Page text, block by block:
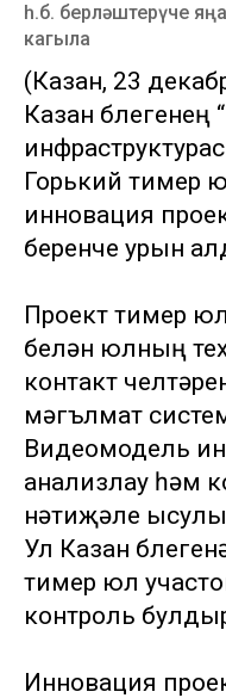
һ.б. берләштерүче
кагыла
(Казан, 23
Казан бүлегенең
Горький тимер
инновация
беренче урын
Проект тимер
белән юлның
контакт
мәгълүмат
Видеомодель
анализлау һәм
нәтиҗәле
Ул Казан
тимер юл
контроль
Инновация